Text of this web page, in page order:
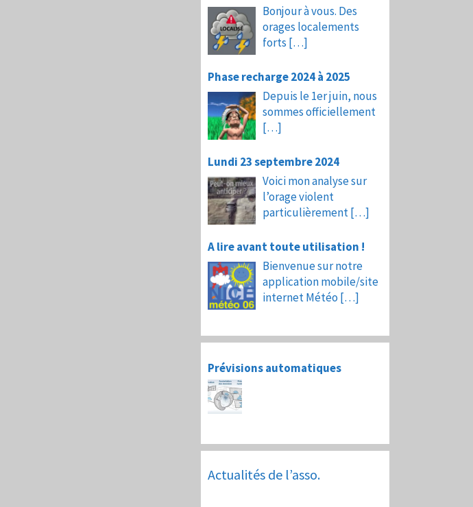
Bonjour à vous. Des
orages localements
forts […]
Phase recharge 2024 à 2025
Depuis le 1er juin, nous
sommes officiellement
[…]
Lundi 23 septembre 2024
Voici mon analyse sur
l’orage violent
particulièrement[…]
A lire avant toute utilisation !
Bienvenue sur notre
application mobile/site
internet Météo […]
Prévisions automatiques
Actualités de l’asso.